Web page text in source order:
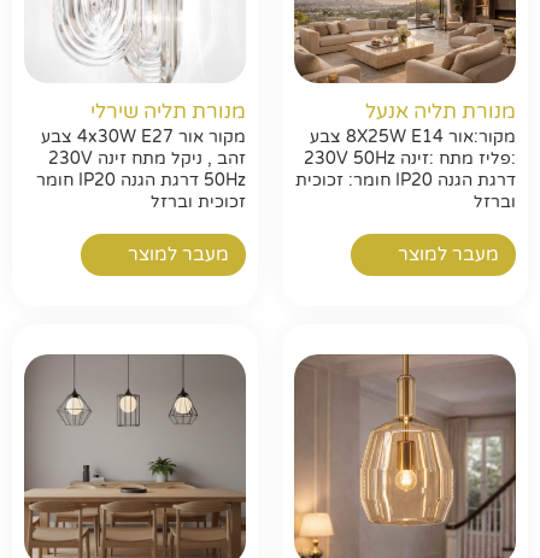
מנורת תליה אנעל
מקור:אור 8X25W E14 צבע
:פליז מתח :זינה 230V 50Hz
דרגת הגנה IP20 חומר: זכוכית
וברזל
מעבר למוצר
מנורת תליה שירלי
מקור אור 4x30W E27 צבע
זהב , ניקל מתח זינה 230V
50Hz דרגת הגנה IP20 חומר
זכוכית וברזל
מעבר למוצר